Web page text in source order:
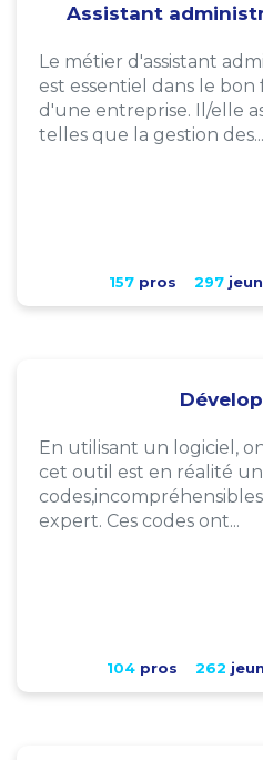
Assistant
Le métier d'assistant
est essentiel dans le
d'une entreprise. Il/elle
telles que la gestion des...
157pros 297
En utilisant un logiciel,
cet outil est en réalité un
expert. Ces codes ont...
104pros 262